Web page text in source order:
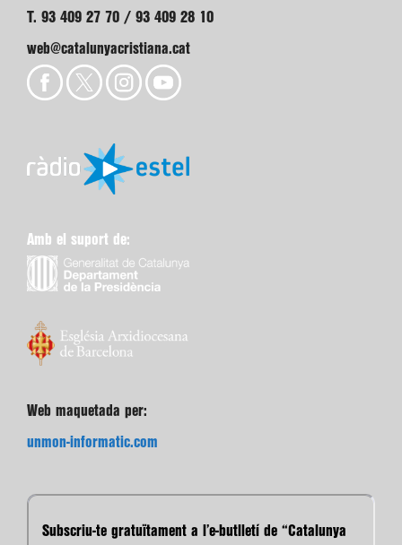
T. 93 409 27 70 / 93 409 28 10
web@catalunyacristiana.cat
Amb el suport de:
Web maquetada per:
unmon-informatic.com
Subscriu-te gratuïtament a l’e-butlletí de “Catalunya